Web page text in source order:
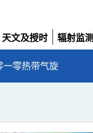
天文及授时
展
开
辐射监测
展
开
一零热带气旋